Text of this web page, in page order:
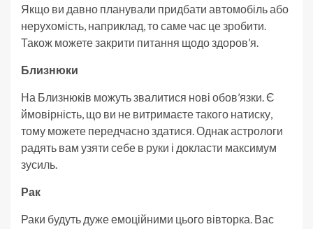
Якщо ви давно планували придбати автомобіль або
нерухомість, наприклад, то саме час це зробити.
Також можете закрити питання щодо здоров’я.
Близнюки
На Близнюків можуть звалитися нові обов’язки. Є
ймовірність, що ви не витримаєте такого натиску,
тому можете передчасно здатися. Однак астрологи
радять вам узяти себе в руки і докласти максимум
зусиль.
Рак
Раки будуть дуже емоційними цього вівторка. Вас